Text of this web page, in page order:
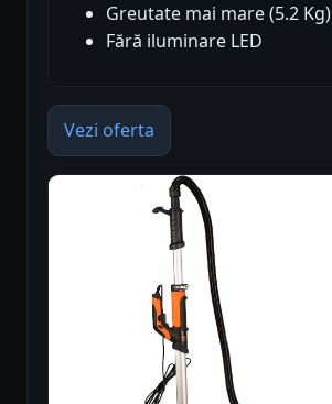
Greutate mai mare (5.2 Kg)
Fără iluminare LED
Vezi oferta